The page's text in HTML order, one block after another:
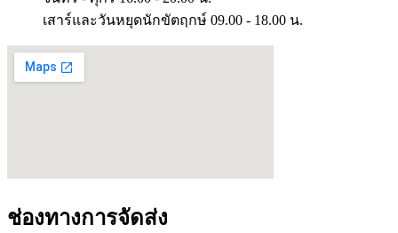
เสาร์และวันหยุดนักขัตฤกษ์ 09.00 - 18.00 น.
ช่องทางการจัดส่ง